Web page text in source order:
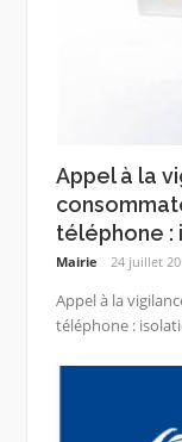
Appel à la
téléphone :
Mairie 24 juillet
Appel à la
téléphone :